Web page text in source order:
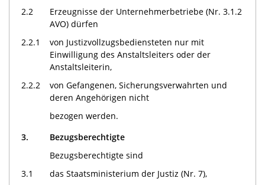
2.2
Erzeugnisse der Unternehmerbetriebe (Nr. 3.1.2
AVO) dürfen
2.2.1
von Justizvollzugsbediensteten nur mit
Einwilligung des Anstaltsleiters oder der
Anstaltsleiterin,
2.2.2
von Gefangenen, Sicherungsverwahrten und
deren Angehörigen nicht
bezogen werden.
3.
Bezugsberechtigte
Bezugsberechtigte sind
3.1
das Staatsministerium der Justiz (Nr. 7),